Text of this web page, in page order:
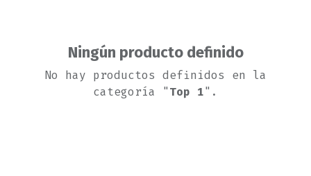
Ningún producto definido
No hay productos definidos en la
categoría "Top 1".